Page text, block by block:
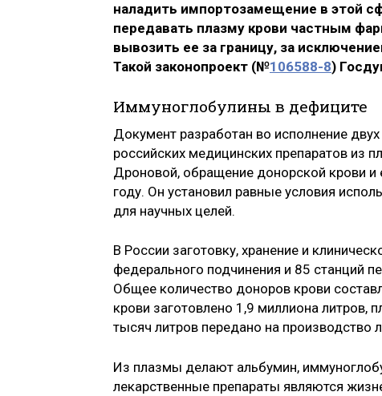
наладить импортозамещение в этой
передавать плазму крови частным
вывозить ее за границу, за
Такой законопроект (№106588-8)
Иммуноглобулины в дефиците
Документ разработан во исполнение
российских медицинских препаратов
Дроновой, обращение донорской крови и
году. Он установил равные условия
для научных целей.
В России заготовку, хранение и
федерального подчинения и 85 станций
Общее количество доноров крови
крови заготовлено 1,9 миллиона
тысяч литров передано на
Из плазмы делают альбумин,
лекарственные препараты являются